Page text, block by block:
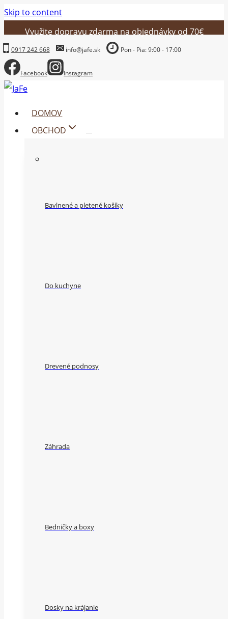
Skip to content
Využite dopravu zdarma na objednávky od 70€
0917 242 668 info@jafe.sk Pon - Pia: 9:00 - 17:00
Facebook Instagram
DOMOV
OBCHOD
Bavlnené a pletené košíky
Do kuchyne
Drevené podnosy
Záhrada
Bedničky a boxy
Dosky na krájanie